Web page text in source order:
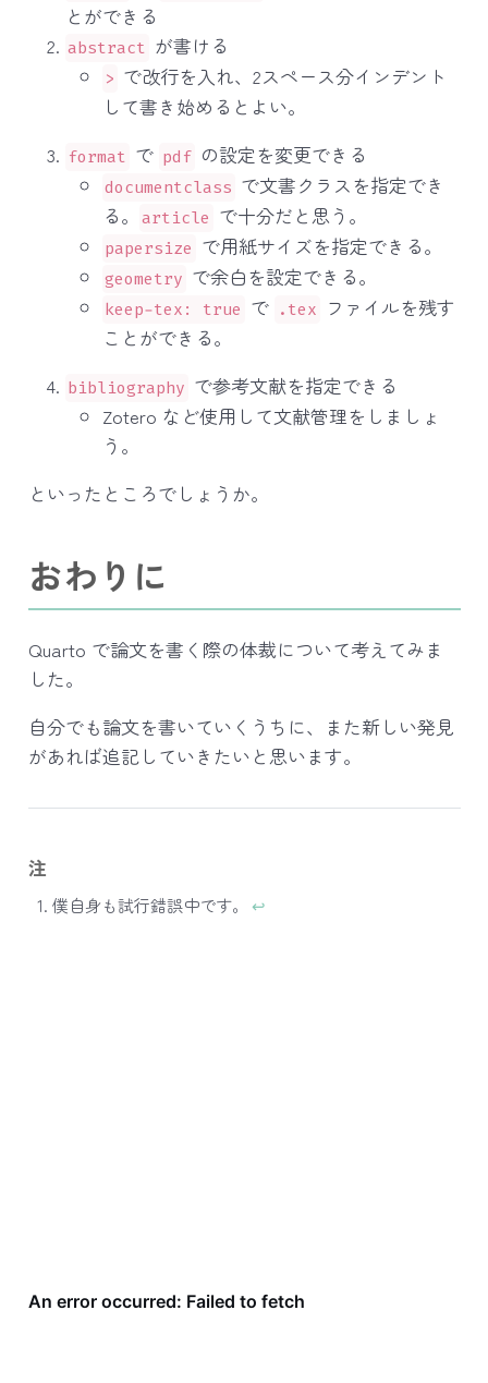
とができる
abstract が書ける
> で改行を入れ、2スペース分インデント
して書き始めるとよい。
format で pdf の設定を変更できる
documentclass で文書クラスを指定でき
る。
article で十分だと思う。
papersize で用紙サイズを指定できる。
geometry で余白を設定できる。
keep-tex: true で .tex ファイルを残す
ことができる。
bibliography で参考文献を指定できる
Zotero など使用して文献管理をしましょ
う。
といったところでしょうか。
おわりに
Quarto で論文を書く際の体裁について考えてみま
した。
自分でも論文を書いていくうちに、また新しい発見
があれば追記していきたいと思います。
注
僕自身も試行錯誤中です。 ↩︎